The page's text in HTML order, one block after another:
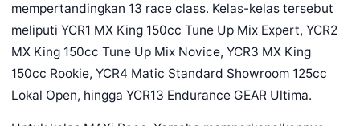
mempertandingkan 13 race class. Kelas-kelas tersebut
meliputi YCR1 MX King 150cc Tune Up Mix Expert, YCR2
MX King 150cc Tune Up Mix Novice, YCR3 MX King
150cc Rookie, YCR4 Matic Standard Showroom 125cc
Lokal Open, hingga YCR13 Endurance GEAR Ultima.